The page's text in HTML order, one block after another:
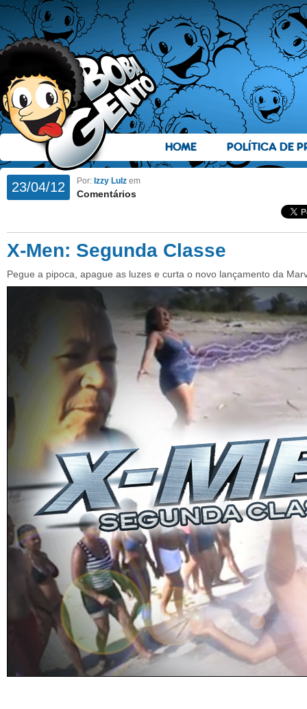
HOME POLÍTICA DE
23/04/12 Por: Izzy Lulz em
Comentários
X-Men: Segunda Classe
Pegue a pipoca, apague as luzes e curta o novo lançamento da